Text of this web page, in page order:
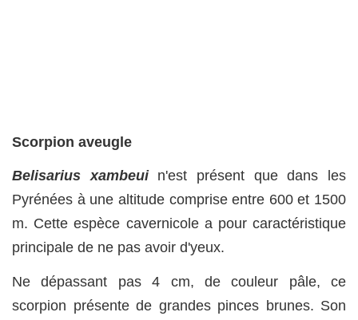
Scorpion aveugle
Belisarius xambeuin'est présent que dans les
Pyrénées à une altitude comprise entre 600 et 1500
m. Cette espèce cavernicole a pour caractéristique
principale de ne pas avoir d'yeux.
Ne dépassant pas 4 cm, de couleur pâle, ce
scorpion présente de grandes pinces brunes. Son